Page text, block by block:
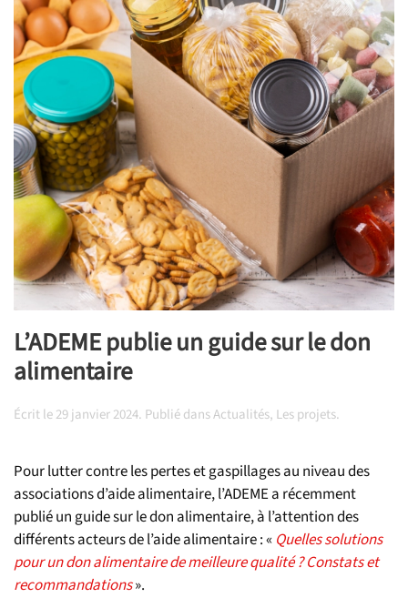
L’ADEME publie un guide sur le don
alimentaire
Écrit le29 janvier 2024. Publié dansActualités, Les projets.
Pour lutter contre les pertes et gaspillages au niveau des
associations d’aide alimentaire, l’ADEME a récemment
publié un guide sur le don alimentaire, à l’attention des
différents acteurs de l’aide alimentaire : « Quelles solutions
pour un don alimentaire de meilleure qualité ? Constats et
recommandations».